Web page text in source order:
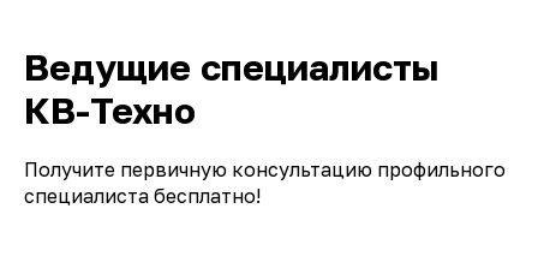
Ведущие специалисты
КВ-Техно
Получите первичную консультацию профильного
специалиста бесплатно!